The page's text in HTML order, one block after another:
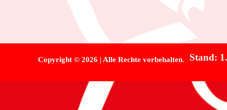
Copyright © 2026 | Alle Rechte vorbehalten. Stand: 1